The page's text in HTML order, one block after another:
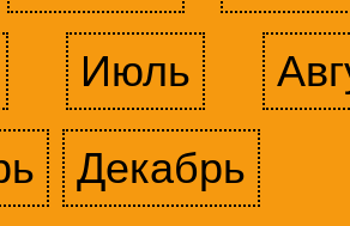
Июль
Декабрь